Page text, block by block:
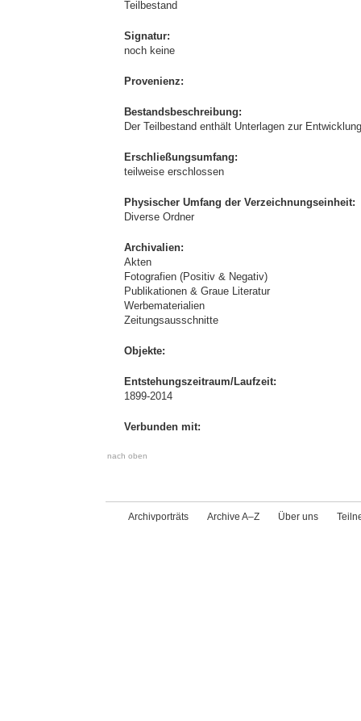
Teilbestand
Signatur:
noch keine
Provenienz:
Bestandsbeschreibung:
Der Teilbestand enthält Unterlagen zur
Erschließungsumfang:
teilweise erschlossen
Physischer Umfang der Verzeichnungseinheit:
Diverse Ordner
Archivalien:
Akten
Fotografien (Positiv & Negativ)
Publikationen & Graue Literatur
Werbematerialien
Zeitungsausschnitte
Objekte:
Entstehungszeitraum/Laufzeit:
1899-2014
Verbunden mit:
nach oben
Archivporträts Archive A–Z Über uns